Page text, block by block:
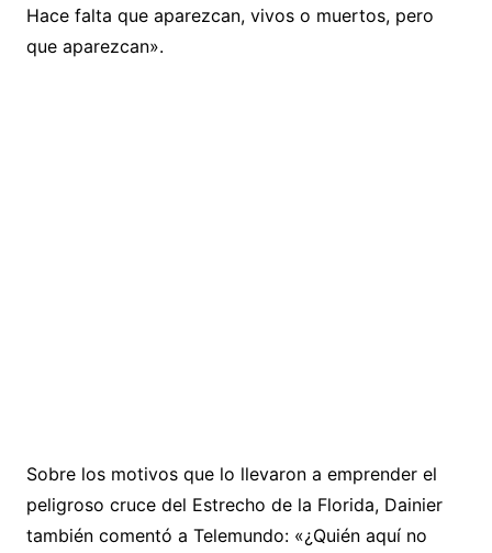
Hace falta que aparezcan, vivos o muertos, pero
que aparezcan».
Sobre los motivos que lo llevaron a emprender el
peligroso cruce del Estrecho de la Florida, Dainier
también comentó a Telemundo: «¿Quién aquí no